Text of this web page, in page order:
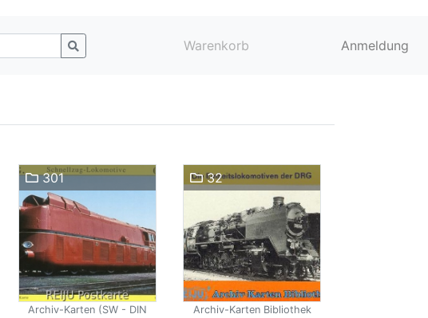
Warenkorb Anmeldung
301
Archiv-Karten (SW - DIN
32
Archiv-Karten Bibliothek